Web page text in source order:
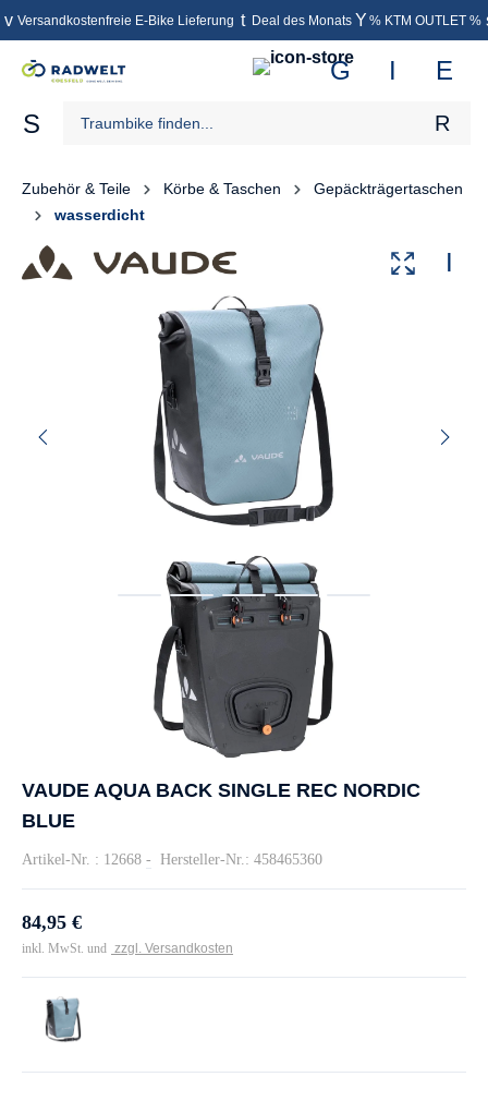
springen
Versandkostenfreie E-Bike Lieferung Deal des Monats % KTM OUTLET %
Zubehör & Teile Körbe & Taschen
Gepäckträgertaschen
wasserdicht
VAUDE AQUA BACK SINGLE REC NORDIC
BLUE
Artikel-Nr. : 12668 - Hersteller-Nr.: 458465360
84,95 €
inkl. MwSt. und zzgl. Versandkosten